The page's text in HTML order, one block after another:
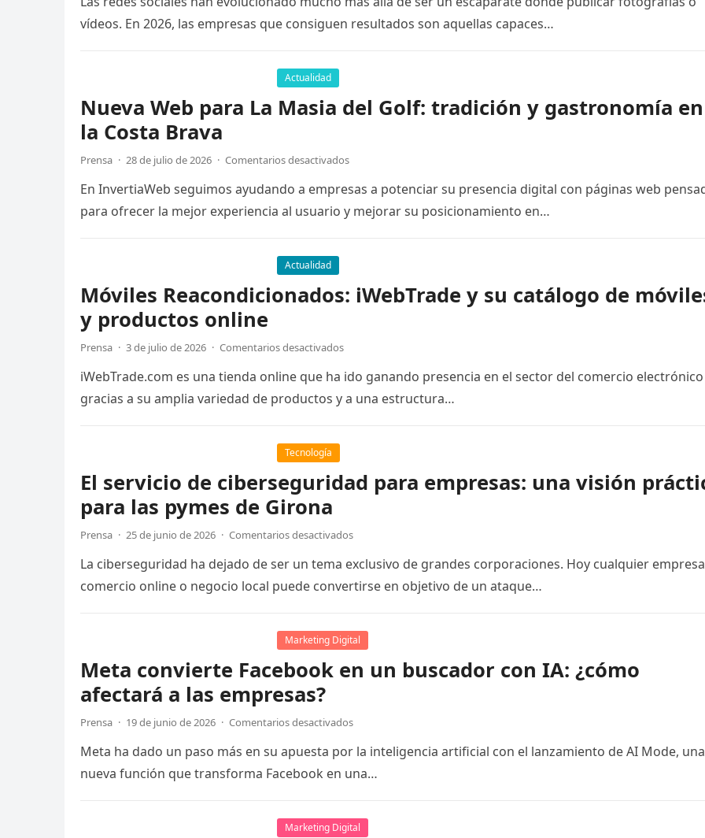
vídeos. En 2026, las empresas que consiguen resultados son aquellas capaces…
Actualidad
Nueva Web para La Masia del Golf: tradición y gastronomía en
la Costa Brava
Prensa · 28 de julio de 2026 · Comentarios desactivados
En InvertiaWeb seguimos ayudando a empresas a potenciar su presencia digital con páginas web
para ofrecer la mejor experiencia al usuario y mejorar su posicionamiento en…
Actualidad
Móviles Reacondicionados: iWebTrade y su catálogo de
y productos online
Prensa · 3 de julio de 2026 · Comentarios desactivados
iWebTrade.com es una tienda online que ha ido ganando presencia en el sector del comercio electrónico
gracias a su amplia variedad de productos y a una estructura…
Tecnología
El servicio de ciberseguridad para empresas: una visión
para las pymes de Girona
Prensa · 25 de junio de 2026 · Comentarios desactivados
La ciberseguridad ha dejado de ser un tema exclusivo de grandes corporaciones. Hoy cualquier
comercio online o negocio local puede convertirse en objetivo de un ataque…
Marketing Digital
Meta convierte Facebook en un buscador con IA: ¿cómo
afectará a las empresas?
Prensa · 19 de junio de 2026 · Comentarios desactivados
Meta ha dado un paso más en su apuesta por la inteligencia artificial con el lanzamiento de AI Mode, una
nueva función que transforma Facebook en una…
Marketing Digital